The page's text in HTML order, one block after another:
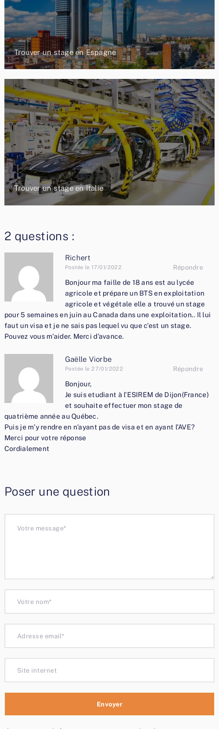
Trouver un stage en Espagne
Trouver un stage en Italie
2 questions :
Richert
Postée le 17/01/2022
Bonjour ma faille de 18 ans est au lycée
agricole et prépare un BTS en exploitation
agricole et végétale elle a trouvé un stage
pour 5 semaines en juin au Canada dans une exploitation.. Il lui
faut un visa et je ne sais pas lequel vu que c’est un stage.
Pouvez vous m’aider. Merci d’avance.
Répondre
Gaëlle Viorbe
Postée le 27/01/2022
Bonjour,
Je suis etudiant à l’ESIREM de Dijon(France)
et souhaite effectuer mon stage de
quatrième année au Québec.
Puis je m’y rendre en n’ayant pas de visa et en ayant l’AVE?
Merci pour votre réponse
Cordialement
Répondre
Poser une question